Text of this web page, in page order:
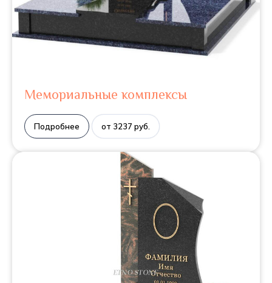
Мемориальные комплексы
Подробнее от 3237 руб.